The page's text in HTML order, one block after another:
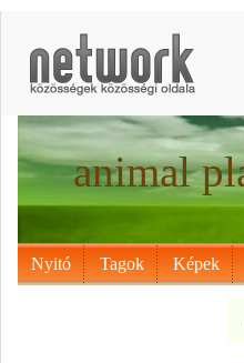
animal
Nyitó Tagok Képek